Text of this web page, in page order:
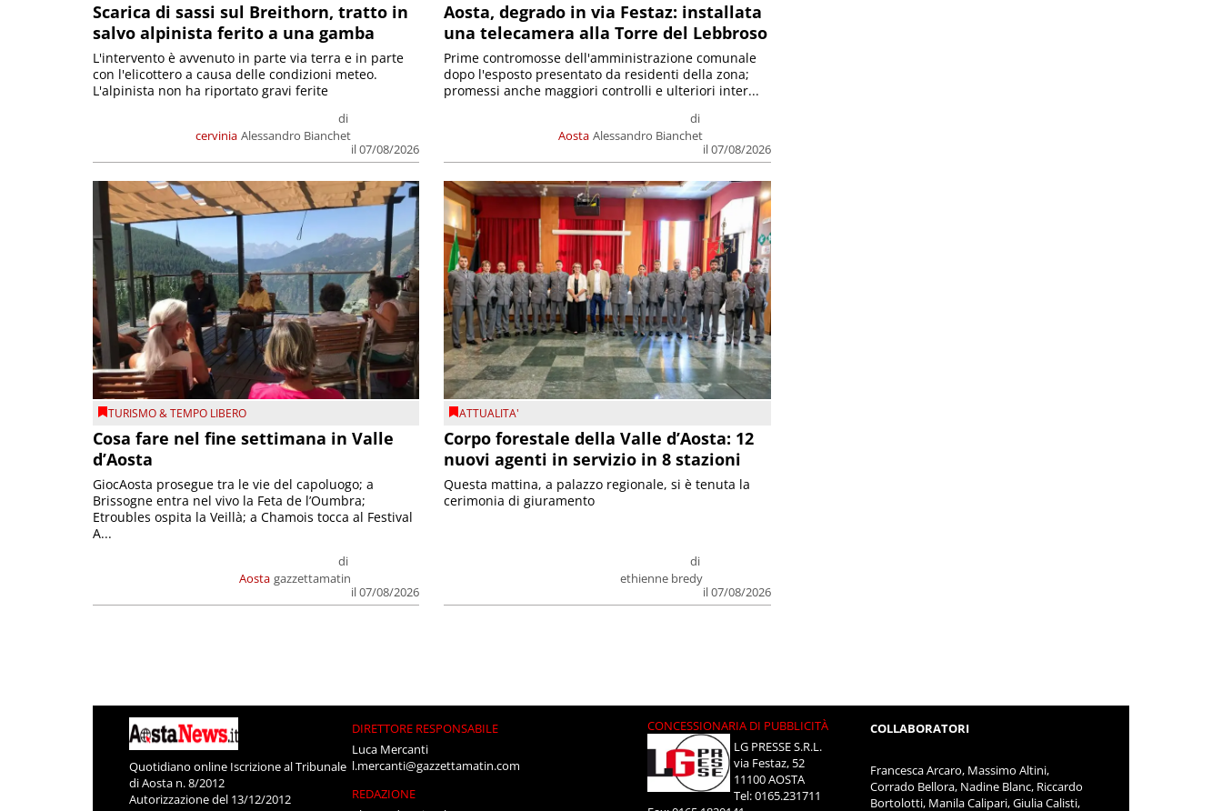
Scarica di sassi sul Breithorn, tratto in
salvo alpinista ferito a una gamba
cervinia
di
Alessandro Bianchet
il 07/08/2026
L'intervento è avvenuto in parte via terra e in parte
con l'elicottero a causa delle condizioni meteo.
L'alpinista non ha riportato gravi ferite
Aosta, degrado in via Festaz: installata
una telecamera alla Torre del Lebbroso
Aosta
di
Alessandro Bianchet
il 07/08/2026
Prime contromosse dell'amministrazione comunale
dopo l'esposto presentato da residenti della zona;
promessi anche maggiori controlli e ulteriori inter...
TURISMO & TEMPO LIBERO
Cosa fare nel fine settimana in Valle
d’Aosta
Aosta
di
gazzettamatin
il 07/08/2026
GiocAosta prosegue tra le vie del capoluogo; a
Brissogne entra nel vivo la Feta de l’Oumbra;
Etroubles ospita la Veillà; a Chamois tocca al Festival
A...
ATTUALITA'
Corpo forestale della Valle d’Aosta: 12
nuovi agenti in servizio in 8 stazioni
di
ethienne bredy
il 07/08/2026
Questa mattina, a palazzo regionale, si è tenuta la
cerimonia di giuramento
Quotidiano online Iscrizione al Tribunale
di Aosta n. 8/2012
Autorizzazione del 13/12/2012
DIRETTORE RESPONSABILE
Luca Mercanti
l.mercanti@gazzettamatin.com
REDAZIONE
CONCESSIONARIA DI PUBBLICITÀ
LG PRESSE S.R.L.
via Festaz, 52
11100 AOSTA
Tel: 0165.231711
COLLABORATORI
Francesca Arcaro, Massimo Altini,
Corrado Bellora, Nadine Blanc, Riccardo
Bortolotti, Manila Calipari, Giulia Calisti,